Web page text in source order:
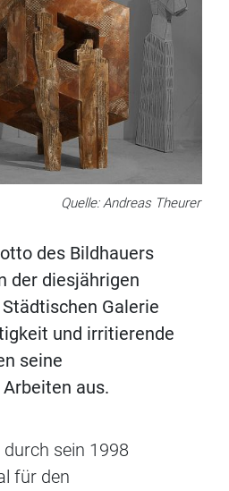
Quelle: Andreas Theurer
des Bildhauers
der diesjährigen
Galerie
und irritierende
seine
aus.
sein 1998
für den